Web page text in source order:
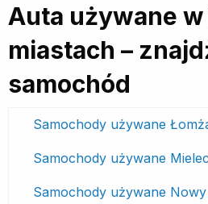
Auta używane
miastach –
samochód
Samochody używane
Samochody używane Mielec
Samochody używane